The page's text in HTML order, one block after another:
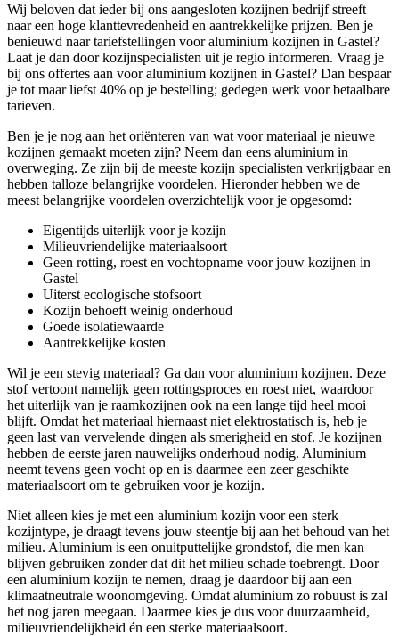
Wij beloven dat ieder bij ons aangesloten kozijnen bedrijf streeft
naar een hoge klanttevredenheid en aantrekkelijke prijzen. Ben je
benieuwd naar tariefstellingen voor aluminium kozijnen in Gastel?
Laat je dan door kozijnspecialisten uit je regio informeren. Vraag je
bij ons offertes aan voor aluminium kozijnen in Gastel? Dan bespaar
je tot maar liefst 40% op je bestelling; gedegen werk voor betaalbare
tarieven.
Ben je je nog aan het oriënteren van wat voor materiaal je nieuwe
kozijnen gemaakt moeten zijn? Neem dan eens aluminium in
overweging. Ze zijn bij de meeste kozijn specialisten verkrijgbaar en
hebben talloze belangrijke voordelen. Hieronder hebben we de
meest belangrijke voordelen overzichtelijk voor je opgesomd:
Eigentijds uiterlijk voor je kozijn
Milieuvriendelijke materiaalsoort
Geen rotting, roest en vochtopname voor jouw kozijnen in
Gastel
Uiterst ecologische stofsoort
Kozijn behoeft weinig onderhoud
Goede isolatiewaarde
Aantrekkelijke kosten
Wil je een stevig materiaal? Ga dan voor aluminium kozijnen. Deze
stof vertoont namelijk geen rottingsproces en roest niet, waardoor
het uiterlijk van je raamkozijnen ook na een lange tijd heel mooi
blijft. Omdat het materiaal hiernaast niet elektrostatisch is, heb je
geen last van vervelende dingen als smerigheid en stof. Je kozijnen
hebben de eerste jaren nauwelijks onderhoud nodig. Aluminium
neemt tevens geen vocht op en is daarmee een zeer geschikte
materiaalsoort om te gebruiken voor je kozijn.
Niet alleen kies je met een aluminium kozijn voor een sterk
kozijntype, je draagt tevens jouw steentje bij aan het behoud van het
milieu. Aluminium is een onuitputtelijke grondstof, die men kan
blijven gebruiken zonder dat dit het milieu schade toebrengt. Door
een aluminium kozijn te nemen, draag je daardoor bij aan een
klimaatneutrale woonomgeving. Omdat aluminium zo robuust is zal
het nog jaren meegaan. Daarmee kies je dus voor duurzaamheid,
milieuvriendelijkheid én een sterke materiaalsoort.